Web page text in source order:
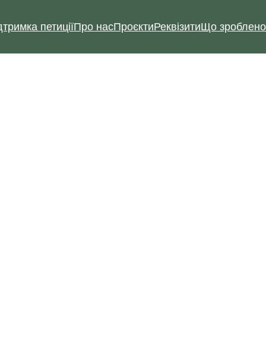
петиціїПро насПроєктиРеквізитиЩо зроблено